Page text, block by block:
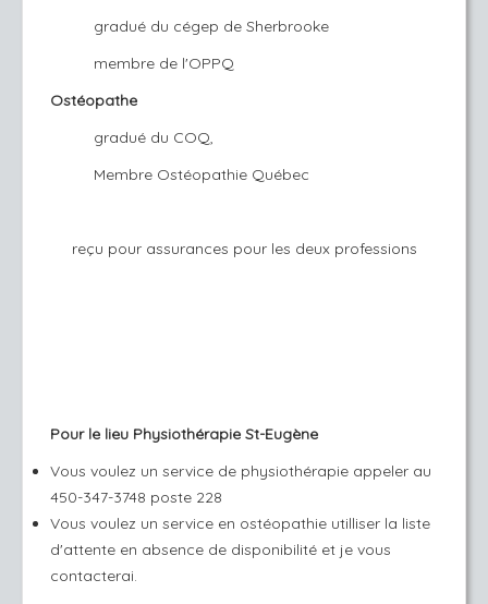
gradué du cégep de Sherbrooke
membre de l'OPPQ
Ostéopathe
gradué du COQ,
Membre Ostéopathie Québec
reçu pour assurances pour les deux professions
Pour le lieu Physiothérapie St-Eugène
Vous voulez un service de physiothérapie appeler au
450-347-3748 poste 228
Vous voulez un service en ostéopathie utilliser la liste
d'attente en absence de disponibilité et je vous
contacterai.